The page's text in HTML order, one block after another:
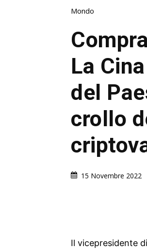
Mondo
La
del
crollo
15 Novembre 2022
Il vicepresidente